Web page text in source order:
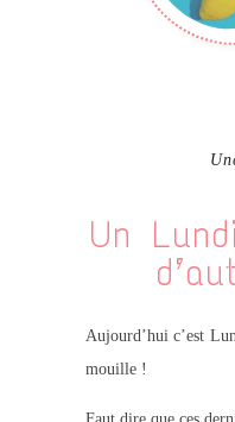
Un
Aujourd’hui c’est
mouille !